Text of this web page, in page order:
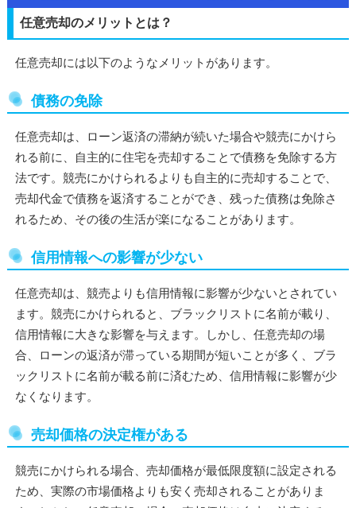
任意売却のメリットとは？
任意売却には以下のようなメリットがあります。
債務の免除
任意売却は、ローン返済の滞納が続いた場合や競売にかけら
れる前に、自主的に住宅を売却することで債務を免除する方
法です。競売にかけられるよりも自主的に売却することで、
売却代金で債務を返済することができ、残った債務は免除さ
れるため、その後の生活が楽になることがあります。
信用情報への影響が少ない
任意売却は、競売よりも信用情報に影響が少ないとされてい
ます。競売にかけられると、ブラックリストに名前が載り、
信用情報に大きな影響を与えます。しかし、任意売却の場
合、ローンの返済が滞っている期間が短いことが多く、ブラ
ックリストに名前が載る前に済むため、信用情報に影響が少
なくなります。
売却価格の決定権がある
競売にかけられる場合、売却価格が最低限度額に設定される
ため、実際の市場価格よりも安く売却されることがありま